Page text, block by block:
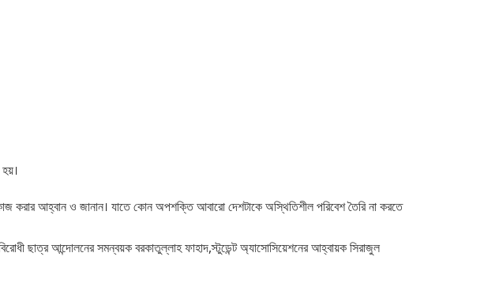
করার আহ্বান ও জানান। যাতে কোন অপশক্তি আবারো দেশটাকে অস্থিতিশীল পরিবেশ তৈরি না করতে
ছাত্র আন্দোলনের সমন্বয়ক বরকাতুল্লাহ ফাহাদ,স্টুডেন্ট অ্যাসোসিয়েশনের আহ্বায়ক সিরাজুল